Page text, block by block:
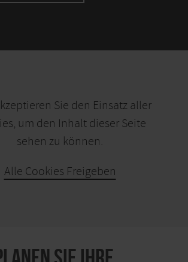
Sie den Einsatz aller
um den Inhalt dieser Seite
sehen zu können.
Alle Cookies Freigeben